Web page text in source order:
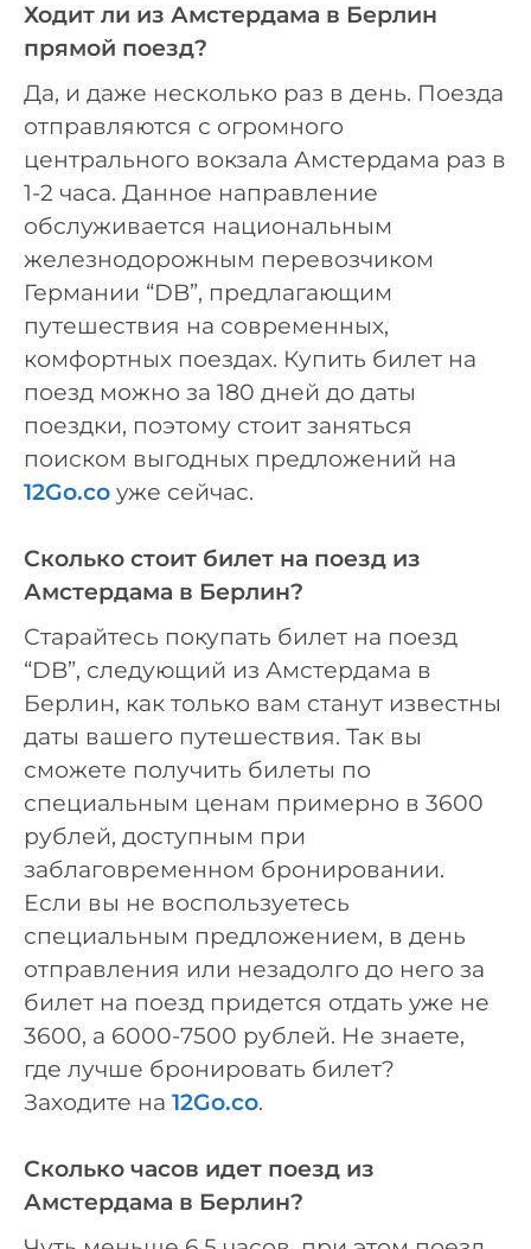
Ходит ли из Амстердама в Берлин
прямой поезд?
Да, и даже несколько раз в день. Поезда
отправляются с огромного
центрального вокзала Амстердама раз в
1-2 часа. Данное направление
обслуживается национальным
железнодорожным перевозчиком
Германии “DB”, предлагающим
путешествия на современных,
комфортных поездах. Купить билет на
поезд можно за 180 дней до даты
поездки, поэтому стоит заняться
поиском выгодных предложений на
12Go.co уже сейчас.
Сколько стоит билет на поезд из
Амстердама в Берлин?
Старайтесь покупать билет на поезд
“DB”, следующий из Амстердама в
Берлин, как только вам станут известны
даты вашего путешествия. Так вы
сможете получить билеты по
специальным ценам примерно в 3600
рублей, доступным при
заблаговременном бронировании.
Если вы не воспользуетесь
специальным предложением, в день
отправления или незадолго до него за
билет на поезд придется отдать уже не
3600, а 6000-7500 рублей. Не знаете,
где лучше бронировать билет?
Заходите на 12Go.co.
Сколько часов идет поезд из
Амстердама в Берлин?